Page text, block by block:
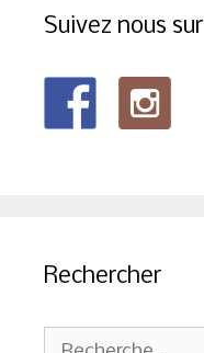
Suivez nous sur
Rechercher
Rechercher :